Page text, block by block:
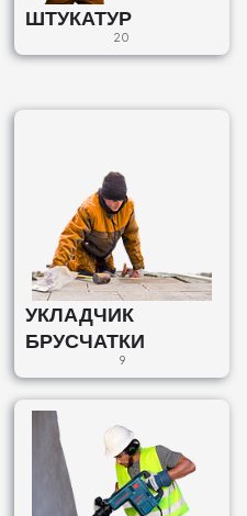
Jēkabpils, LV-
rajona
48, Vidzemes
LV-1082,
ШТУКАТУР
20
УКЛАДЧИК
БРУСЧАТКИ
9